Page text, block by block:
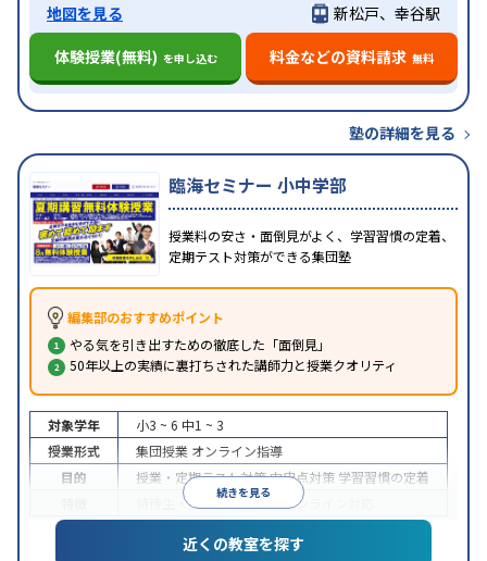
地図を見る
新松戸、幸谷駅
体験授業(無料) を申し込む 料金などの資料請求 無料
塾の詳細を見る
臨海セミナー 小中学部
授業料の安さ・面倒見がよく、学習習慣の定着、
定期テスト対策ができる集団塾
編集部のおすすめポイント
やる気を引き出すための徹底した「面倒見」
50年以上の実績に裏打ちされた講師力と授業クオリティ
続きを見る
対象学年 小3 ~ 6 中1 ~ 3
授業形式
集団授業 オンライン指導
目的
授業・定期テスト対策内申点対策 学習習慣の定着
特待生・奨学金制度あり オンライン対応
近くの教室を探す